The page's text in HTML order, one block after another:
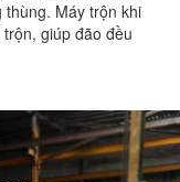
Máy trộn khi
giúp đão đều